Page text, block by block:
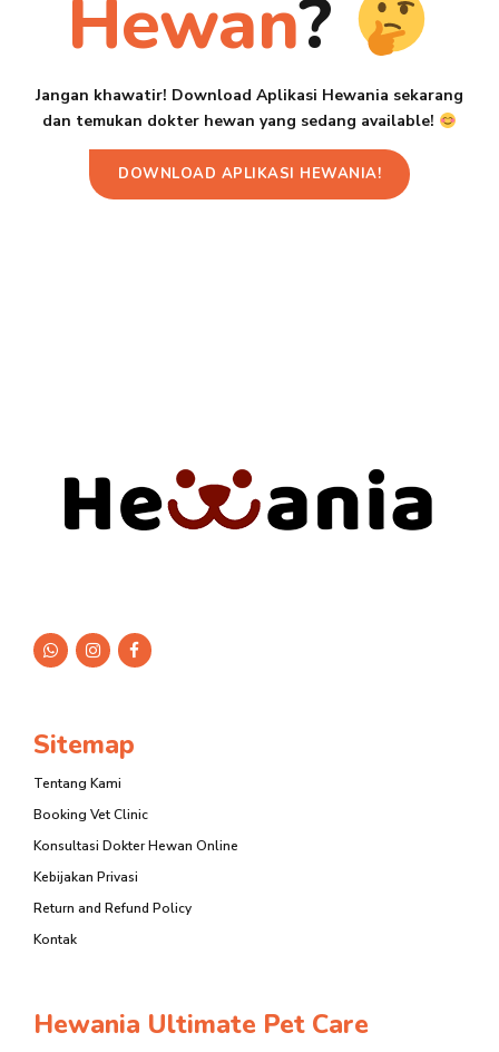
Hewan?
Jangan khawatir! Download Aplikasi Hewania sekarang
dan temukan dokter hewan yang sedang available!
DOWNLOAD APLIKASI HEWANIA!
Sitemap
Tentang Kami
Booking Vet Clinic
Konsultasi Dokter Hewan Online
Kebijakan Privasi
Return and Refund Policy
Kontak
Hewania Ultimate Pet Care